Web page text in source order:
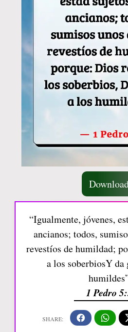
“Igualmente, jóvenes,
ancianos; todos,
revestíos de humildad;
a los soberbiosY da
1 Pedro